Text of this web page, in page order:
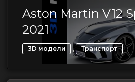
Aston Martin V12
2021
3D модели , Транспорт